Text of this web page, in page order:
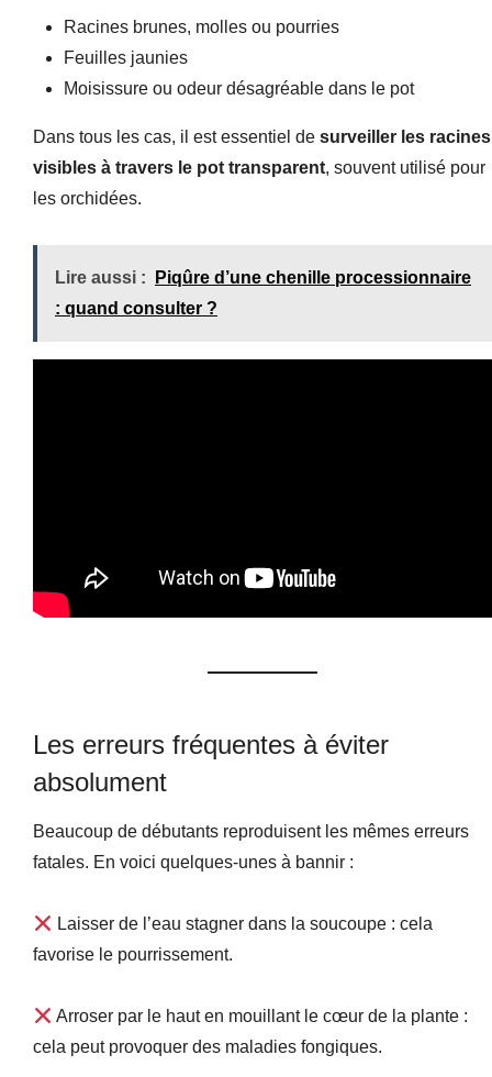
Racines brunes, molles ou pourries
Feuilles jaunies
Moisissure ou odeur désagréable dans le pot
Dans tous les cas, il est essentiel de surveiller les racines
visibles à travers le pot transparent, souvent utilisé pour
les orchidées.
Lire aussi :
Piqûre d’une chenille processionnaire
: quand consulter ?
Les erreurs fréquentes à éviter
absolument
Beaucoup de débutants reproduisent les mêmes erreurs
fatales. En voici quelques-unes à bannir :
Laisser de l’eau stagner dans la soucoupe : cela
favorise le pourrissement.
Arroser par le haut en mouillant le cœur de la plante :
cela peut provoquer des maladies fongiques.